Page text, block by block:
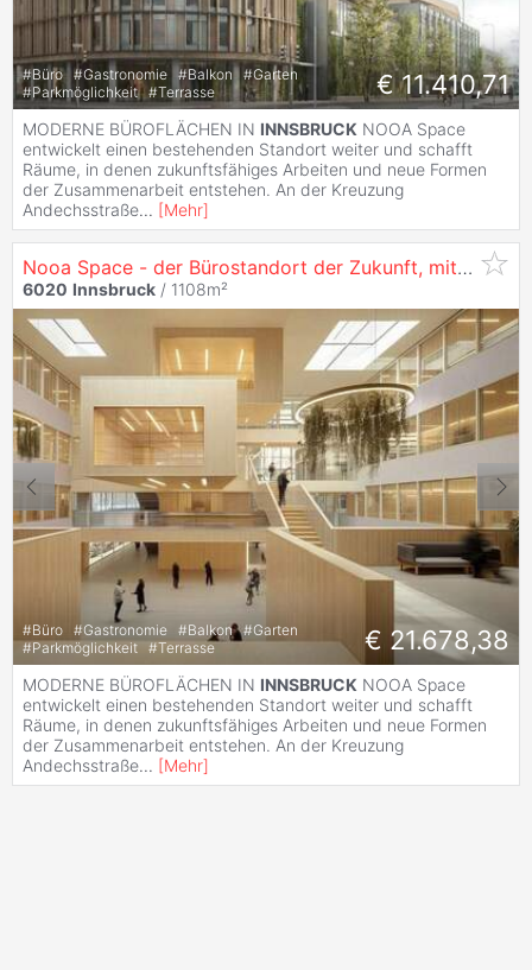
#Büro #Gastronomie #Balkon #Garten
#Parkmöglichkeit #Terrasse € 11.410,71
MODERNE BÜROFLÄCHEN IN INNSBRUCK NOOA Space
entwickelt einen bestehenden Standort weiter und schafft
Räume, in denen zukunftsfähiges Arbeiten und neue Formen
der Zusammenarbeit entstehen. An der Kreuzung
Andechsstraße... [Mehr]
Nooa Space - der Bürostandort der Zukunft, mit 1286 m² in
6020 Innsbruck / 1108m²
#Büro #Gastronomie #Balkon #Garten
#Parkmöglichkeit #Terrasse € 21.678,38
MODERNE BÜROFLÄCHEN IN INNSBRUCK NOOA Space
entwickelt einen bestehenden Standort weiter und schafft
Räume, in denen zukunftsfähiges Arbeiten und neue Formen
der Zusammenarbeit entstehen. An der Kreuzung
Andechsstraße... [Mehr]